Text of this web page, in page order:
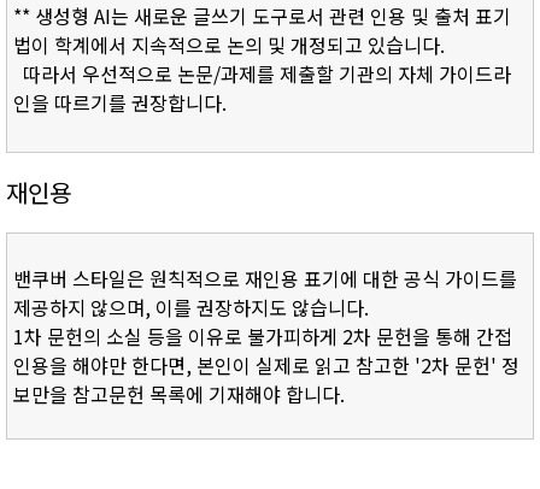
** 생성형 AI는 새로운 글쓰기 도구로서 관련 인용 및 출처 표기
법이 학계에서 지속적으로 논의 및 개정되고 있습니다.
따라서 우선적으로 논문/과제를 제출할 기관의 자체 가이드라
인을 따르기를 권장합니다.
재인용
밴쿠버 스타일은 원칙적으로 재인용 표기에 대한 공식 가이드를
제공하지 않으며, 이를 권장하지도 않습니다.
1차 문헌의 소실 등을 이유로 불가피하게 2차 문헌을 통해 간접
인용을 해야만 한다면, 본인이 실제로 읽고 참고한 '2차 문헌' 정
보만을 참고문헌 목록에 기재해야 합니다.